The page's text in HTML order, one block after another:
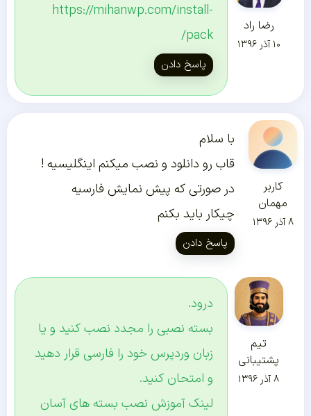
رضا راد
۱۰ آذر ۱۳۹۶
https://mihanwp.com/install-
pack/
پاسخ دادن
کاربر
مهمان
۸ آذر ۱۳۹۶
با سلام
قاب رو دانلود و نصب میکنم اینگلیسیه !
در صورتی که پیش نمایش فارسیه
چیکار باید بکنم
پاسخ دادن
تیم
پشتیبانی
۸ آذر ۱۳۹۶
درود.
بسته نصبی را مجدد نصب کنید و یا
زبان وردپرس خود را فارسی قرار دهید
و امتحان کنید.
لینک آموزش نصب بسته های آسان